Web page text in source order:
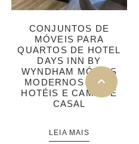
CONJUNTOS DE
MÓVEIS PARA
QUARTOS DE HOTEL
DAYS INN BY
WYNDHAM MÓVEIS
MODERNOS PARA
HOTÉIS E CAMA DE
CASAL
LEIA MAIS